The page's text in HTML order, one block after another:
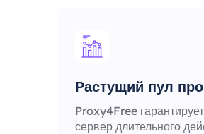
Растущий пул
Proxy4Free
сервер длительного